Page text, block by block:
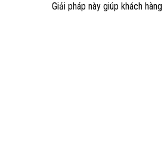
Giải pháp này giúp khách hàng